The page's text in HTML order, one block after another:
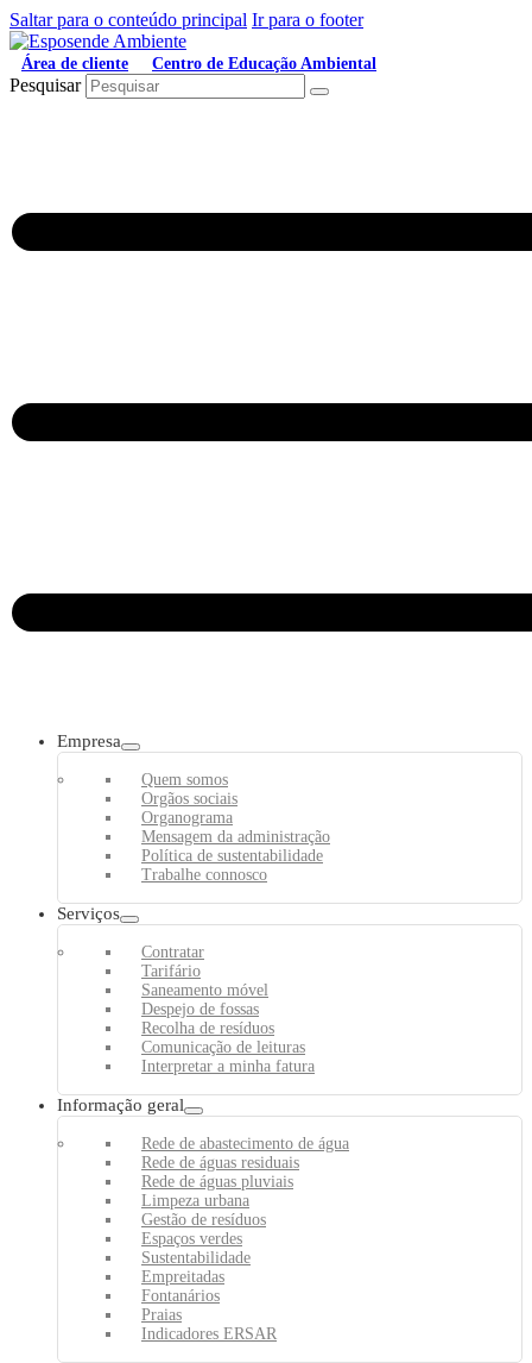
Saltar para o conteúdo principal Ir para o footer
Área de cliente Centro de Educação Ambiental
Pesquisar
Empresa
Quem somos
Orgãos sociais
Organograma
Mensagem da administração
Política de sustentabilidade
Trabalhe connosco
Serviços
Contratar
Tarifário
Saneamento móvel
Despejo de fossas
Recolha de resíduos
Comunicação de leituras
Interpretar a minha fatura
Informação geral
Rede de abastecimento de água
Rede de águas residuais
Rede de águas pluviais
Limpeza urbana
Gestão de resíduos
Espaços verdes
Sustentabilidade
Empreitadas
Fontanários
Praias
Indicadores ERSAR